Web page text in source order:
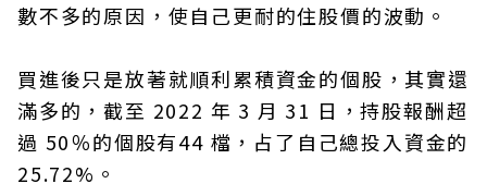
數不多的原因，使自己更耐的住股價的波動。
買進後只是放著就順利累積資金的個股，其實還
滿多的，截至 2022 年 3 月 31 日，持股報酬超
過 50％的個股有44 檔，占了自己總投入資金的
25.72%。